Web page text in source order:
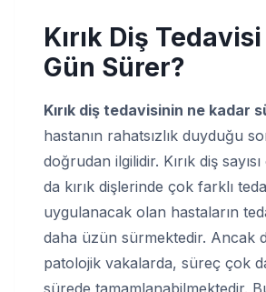
Kırık Diş
Gün Sürer?
Kırık diş tedavisinin ne kadar
hastanın rahatsızlık duyduğu
doğrudan ilgilidir. Kırık diş
da kırık dişlerinde çok farklı
uygulanacak olan hastaların
daha üzün sürmektedir. Ancak
patolojik vakalarda, süreç çok